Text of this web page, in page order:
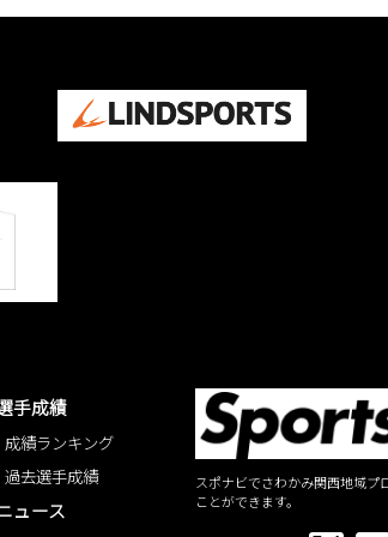
成績
成績ランキング
過去選手成績
ース
スポナビでさわかみ関西地域プ
ことができます。